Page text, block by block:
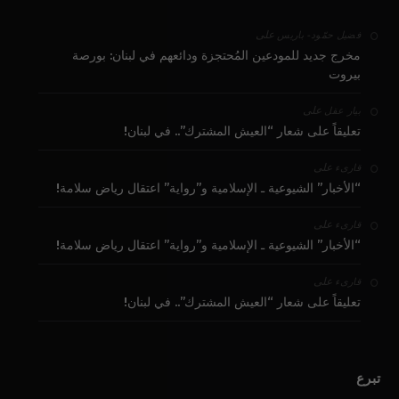
فضيل حمّود - باريس على
مخرج جديد للمودعين المُحتجزة ودائعهم في لبنان: بورصة
بيروت
بيار عقل على
تعليقاً على شعار “العيش المشترك”.. في لبنان!
قارىء على
“الأخبار” الشيوعية ـ الإسلامية و”رواية” اعتقال رياض سلامة!
قارىء على
“الأخبار” الشيوعية ـ الإسلامية و”رواية” اعتقال رياض سلامة!
قارىء على
تعليقاً على شعار “العيش المشترك”.. في لبنان!
تبرع